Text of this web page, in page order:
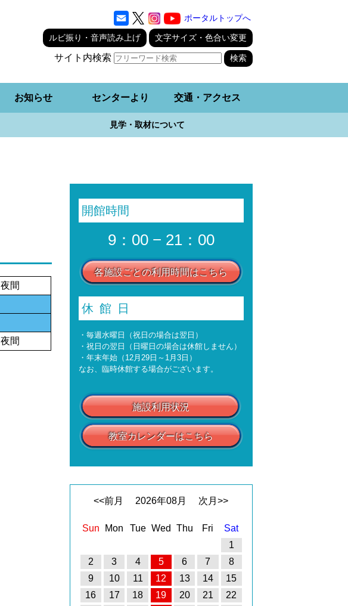
ポータルトップへ
ルビ振り・音声読み上げ 文字サイズ・色合い変更
サイト内検索
お知らせ センターより 交通・アクセス
見学・取材について
夜間
夜間
開館時間
9：00 − 21：00
各施設ごとの利用時間はこちら
休館日
・毎週水曜日（祝日の場合は翌日）
・祝日の翌日（日曜日の場合は休館しません）
・年末年始（12月29日～1月3日）
なお、臨時休館する場合がございます。
施設利用状況
教室カレンダーはこちら
<<前月 2026年08月 次月>>
Sun Mon Tue Wed Thu Fri
Sat
1
2
3 4 5 6 7
8
9
10 11 12 13 14
15
16
17 18 19 20 21
22